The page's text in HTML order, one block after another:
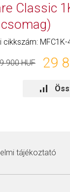
Classic
cikkszám: MFC1K-
900 HUF 29
tájékoztató